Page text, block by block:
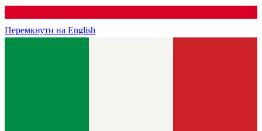
Перемкнути на English